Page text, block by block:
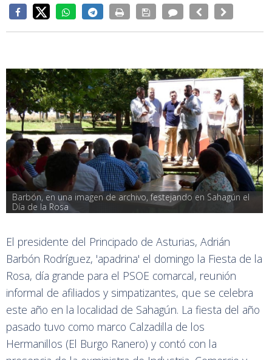
Barbón, en una imagen de archivo, festejando en Sahagún el
Día de la Rosa
El presidente del Principado de Asturias, Adrián
Barbón Rodríguez, 'apadrina' el domingo la Fiesta de la
Rosa, día grande para el PSOE comarcal, reunión
informal de afiliados y simpatizantes, que se celebra
este año en la localidad de Sahagún. La fiesta del año
pasado tuvo como marco Calzadilla de los
Hermanillos (El Burgo Ranero) y contó con la